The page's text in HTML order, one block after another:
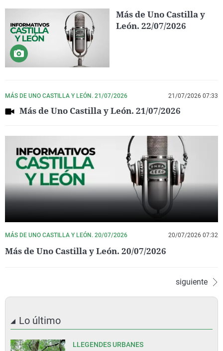
Más de Uno Castilla y
León. 22/07/2026
MÁS DE UNO CASTILLA Y LEÓN. 21/07/2026 21/07/2026 07:33
Más de Uno Castilla y León. 21/07/2026
MÁS DE UNO CASTILLA Y LEÓN. 20/07/2026 20/07/2026 07:32
Más de Uno Castilla y León. 20/07/2026
siguiente
Lo último
LLEGENDES URBANES